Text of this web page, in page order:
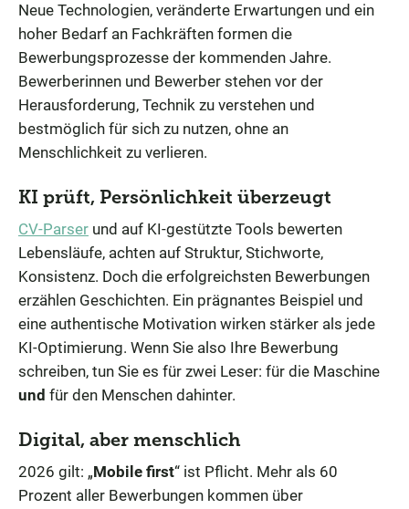
Neue Technologien, veränderte Erwartungen und ein
hoher Bedarf an Fachkräften formen die
Bewerbungsprozesse der kommenden Jahre.
Bewerberinnen und Bewerber stehen vor der
Herausforderung, Technik zu verstehen und
bestmöglich für sich zu nutzen, ohne an
Menschlichkeit zu verlieren.
KI prüft, Persönlichkeit überzeugt
CV-Parser und auf KI-gestützte Tools bewerten
Lebensläufe, achten auf Struktur, Stichworte,
Konsistenz. Doch die erfolgreichsten Bewerbungen
erzählen Geschichten. Ein prägnantes Beispiel und
eine authentische Motivation wirken stärker als jede
KI-Optimierung. Wenn Sie also Ihre Bewerbung
schreiben, tun Sie es für zwei Leser: für die Maschine
und für den Menschen dahinter.
Digital, aber menschlich
2026 gilt: „Mobile first“ ist Pflicht. Mehr als 60
Prozent aller Bewerbungen kommen über